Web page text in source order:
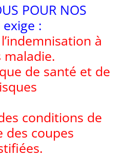
POUR NOS
exige :
à
maladie.
de santé et de
conditions de
coupes